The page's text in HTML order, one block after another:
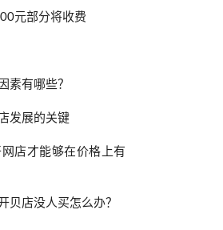
元部分将收费
素有哪些？
发展的关键
店才能够在价格上有
贝店没人买怎么办？